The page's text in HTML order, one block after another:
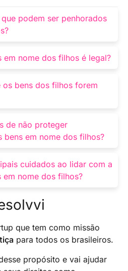
podem ser penhorados
veículos, contas
e outros ativos
em nome dos filhos é legal?
é legal penhorar
registro no nome dos filhos.
ocorre em casos bem
os bens dos filhos forem
ocorrer a utilização deles
e obrigações financeiras
resultar na perda desses
de não proteger
bens em nome dos filhos?
os bens em
resultar na perda desses
Além disso, pode
financeiramente seguro
cuidados ao lidar com a
nome dos filhos?
incluem realizar
da situação financeira da
vigente, adotar
de proteção patrimonial
o planejamento para
contínua.
que tem como missão
para todos os brasileiros.
propósito e vai ajudar